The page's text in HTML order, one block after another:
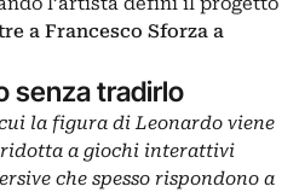
a Francesco Sforza a
senza tradirlo
la figura di Leonardo viene
a giochi interattivi
che spesso rispondono a